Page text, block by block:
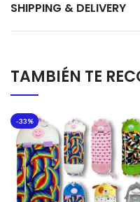
SHIPPING & DELIVERY
TAMBIÉN TE
-33%